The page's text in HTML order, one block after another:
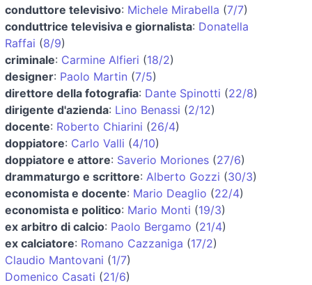
conduttore televisivo: Michele Mirabella (7/7)
conduttrice televisiva e giornalista: Donatella
Raffai (8/9)
criminale: Carmine Alfieri (18/2)
designer: Paolo Martin (7/5)
direttore della fotografia: Dante Spinotti (22/8)
dirigente d'azienda: Lino Benassi (2/12)
docente: Roberto Chiarini (26/4)
doppiatore: Carlo Valli (4/10)
doppiatore e attore: Saverio Moriones (27/6)
drammaturgo e scrittore: Alberto Gozzi (30/3)
economista e docente: Mario Deaglio (22/4)
economista e politico: Mario Monti (19/3)
ex arbitro di calcio: Paolo Bergamo (21/4)
ex calciatore: Romano Cazzaniga (17/2)
Claudio Mantovani (1/7)
Domenico Casati (21/6)